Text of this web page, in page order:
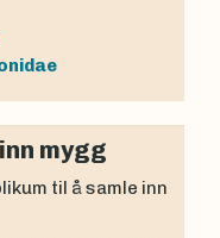
mygg
til å samle inn